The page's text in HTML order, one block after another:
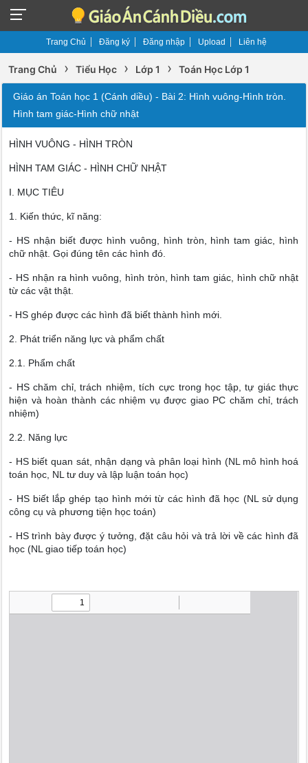
Trang Chủ Đăng ký Đăng nhập Upload Liên hệ
Trang Chủ › Tiểu Học › Lớp 1 › Toán Học Lớp 1
Giáo án Toán học 1 (Cánh diều) - Bài 2: Hình vuông-Hình tròn.
Hình tam giác-Hình chữ nhật
HÌNH VUÔNG - HÌNH TRÒN
HÌNH TAM GIÁC - HÌNH CHỮ NHẬT
I. MỤC TIÊU
1. Kiến thức, kĩ năng:
- HS nhận biết được hình vuông, hình tròn, hình tam giác, hình
chữ nhật. Gọi đúng tên các hình đó.
- HS nhận ra hình vuông, hình tròn, hình tam giác, hình chữ nhật
từ các vật thật.
- HS ghép được các hình đã biết thành hình mới.
2. Phát triển năng lực và phẩm chất
2.1. Phẩm chất
- HS chăm chỉ, trách nhiệm, tích cực trong học tập, tự giác thực
hiện và hoàn thành các nhiệm vụ được giao PC chăm chỉ, trách
nhiệm)
2.2. Năng lực
- HS biết quan sát, nhận dạng và phân loại hình (NL mô hình hoá
toán học, NL tư duy và lập luận toán học)
- HS biết lắp ghép tạo hình mới từ các hình đã học (NL sử dụng
công cụ và phương tiện học toán)
- HS trình bày được ý tưởng, đặt câu hỏi và trả lời về các hình đã
học (NL giao tiếp toán học)